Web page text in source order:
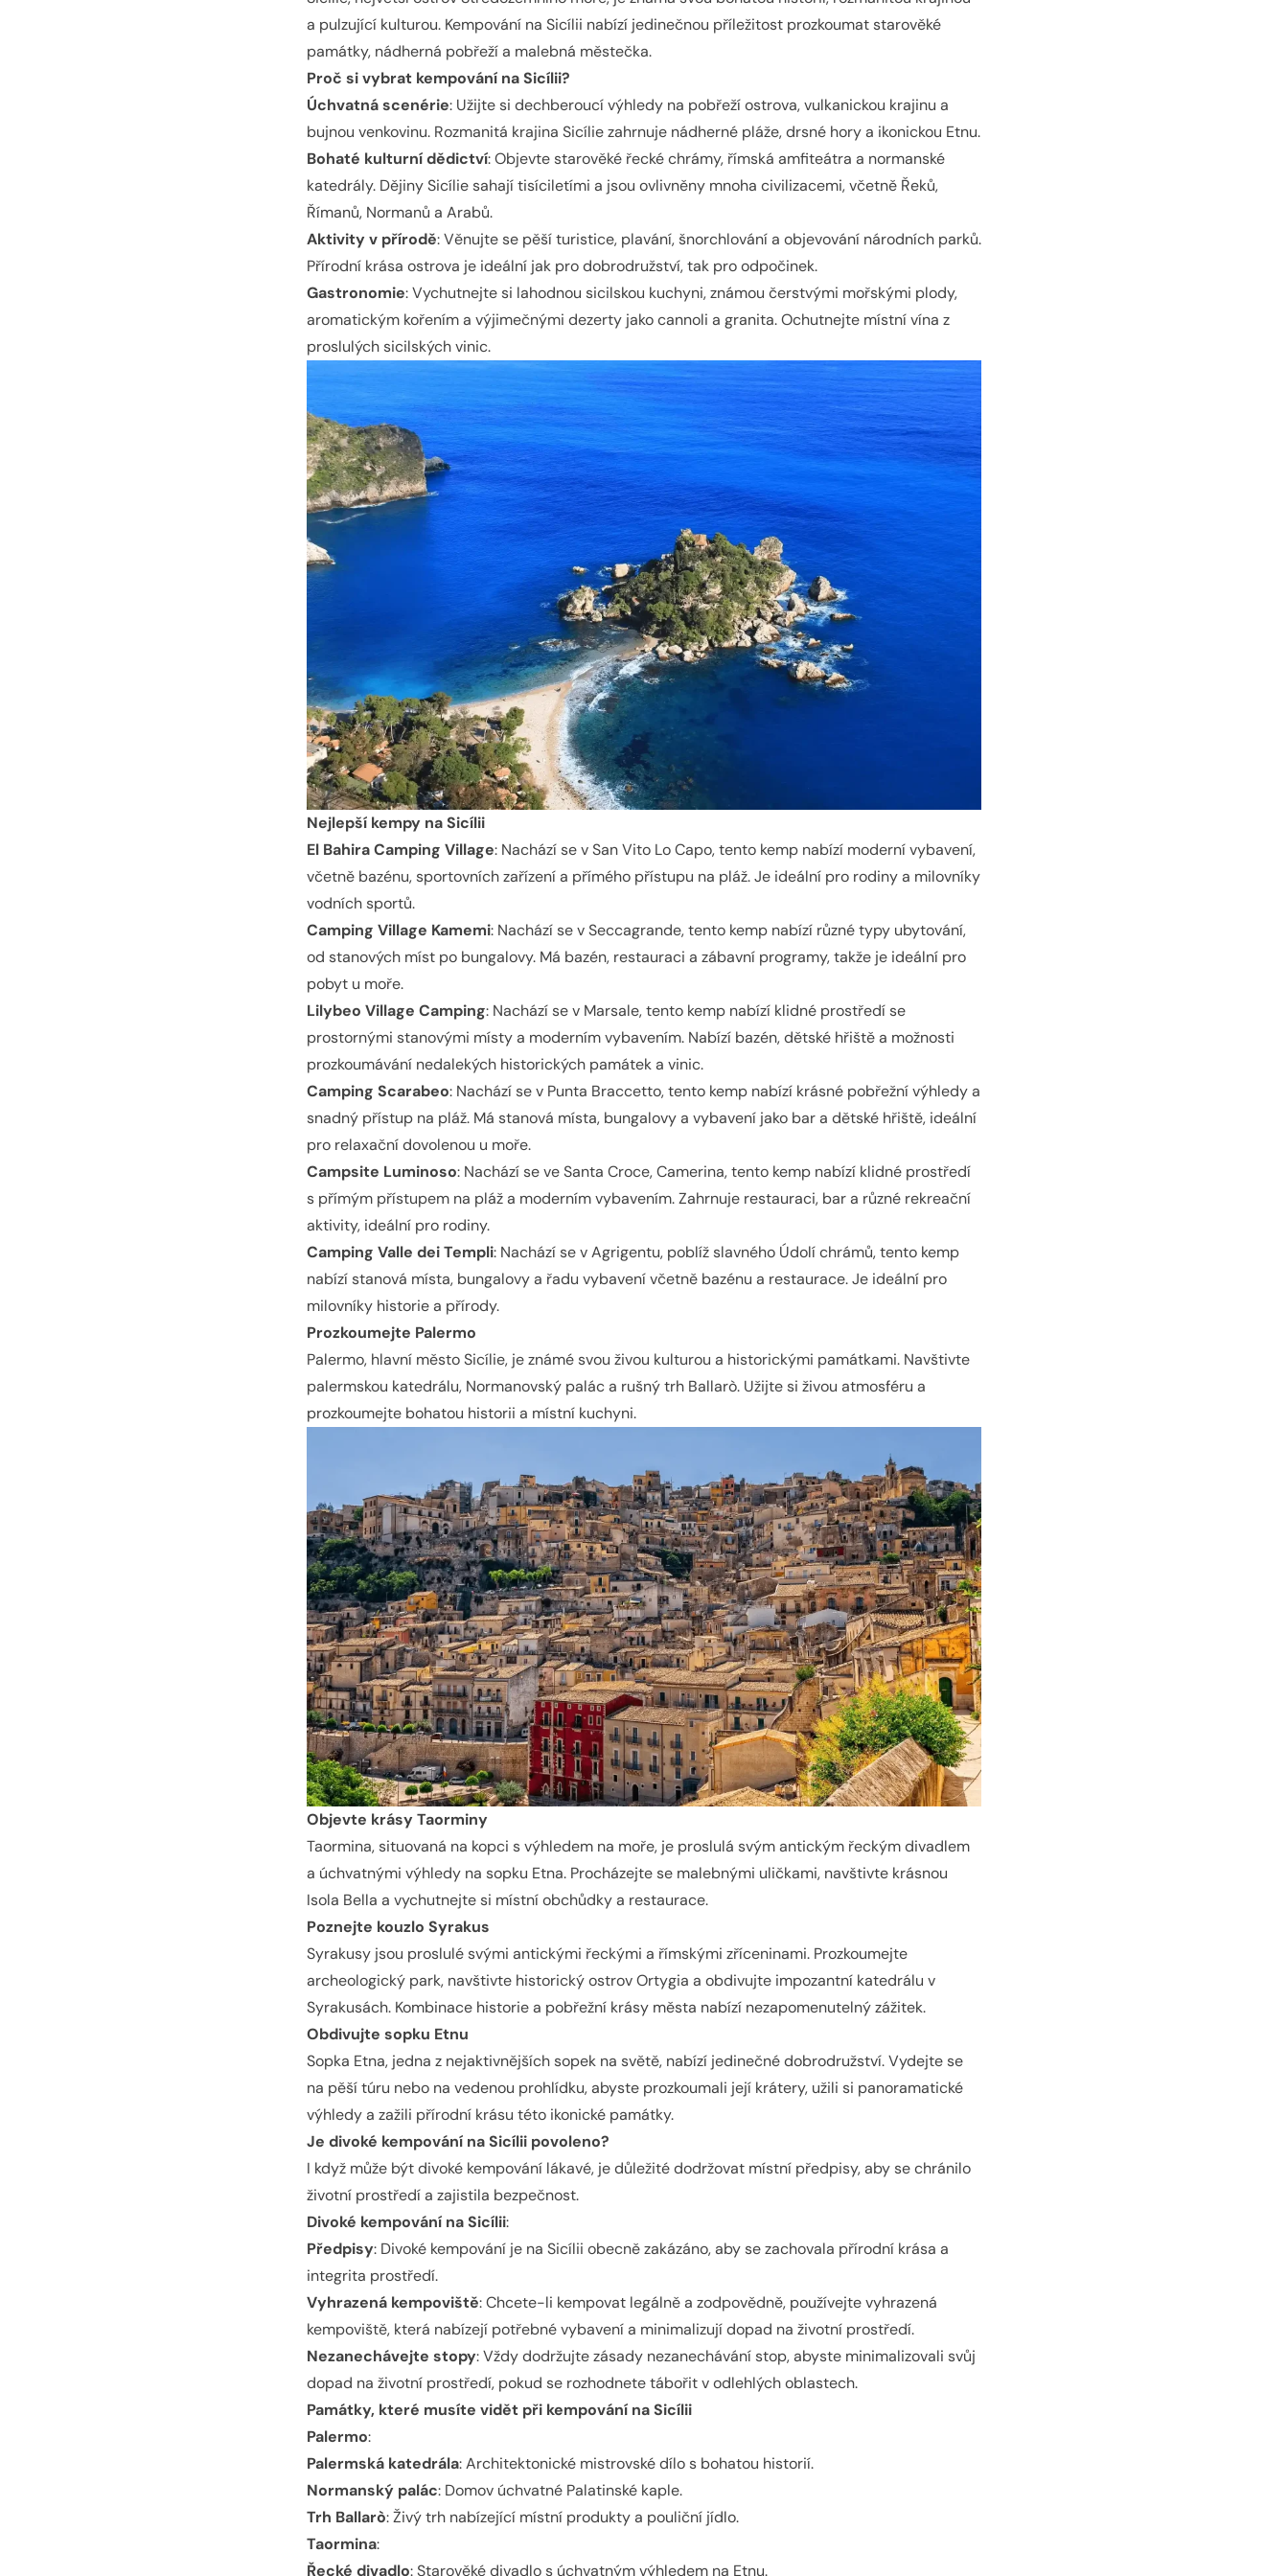
a pulzující kulturou. Kempování na Sicílii nabízí jedinečnou příležitost prozkoumat starověké
památky, nádherná pobřeží a malebná městečka.
Proč si vybrat kempování na Sicílii?
Úchvatná scenérie: Užijte si dechberoucí výhledy na pobřeží ostrova, vulkanickou krajinu a
bujnou venkovinu. Rozmanitá krajina Sicílie zahrnuje nádherné pláže, drsné hory a ikonickou Etnu.
Bohaté kulturní dědictví: Objevte starověké řecké chrámy, římská amfiteátra a normanské
katedrály. Dějiny Sicílie sahají tisíciletími a jsou ovlivněny mnoha civilizacemi, včetně Řeků,
Římanů, Normanů a Arabů.
Aktivity v přírodě: Věnujte se pěší turistice, plavání, šnorchlování a objevování národních parků.
Přírodní krása ostrova je ideální jak pro dobrodružství, tak pro odpočinek.
Gastronomie: Vychutnejte si lahodnou sicilskou kuchyni, známou čerstvými mořskými plody,
aromatickým kořením a výjimečnými dezerty jako cannoli a granita. Ochutnejte místní vína z
proslulých sicilských vinic.
Nejlepší kempy na Sicílii
El Bahira Camping Village: Nachází se v San Vito Lo Capo, tento kemp nabízí moderní vybavení,
včetně bazénu, sportovních zařízení a přímého přístupu na pláž. Je ideální pro rodiny a milovníky
vodních sportů.
Camping Village Kamemi: Nachází se v Seccagrande, tento kemp nabízí různé typy ubytování,
od stanových míst po bungalovy. Má bazén, restauraci a zábavní programy, takže je ideální pro
pobyt u moře.
Lilybeo Village Camping: Nachází se v Marsale, tento kemp nabízí klidné prostředí se
prostornými stanovými místy a moderním vybavením. Nabízí bazén, dětské hřiště a možnosti
prozkoumávání nedalekých historických památek a vinic.
Camping Scarabeo: Nachází se v Punta Braccetto, tento kemp nabízí krásné pobřežní výhledy a
snadný přístup na pláž. Má stanová místa, bungalovy a vybavení jako bar a dětské hřiště, ideální
pro relaxační dovolenou u moře.
Campsite Luminoso: Nachází se ve Santa Croce, Camerina, tento kemp nabízí klidné prostředí
s přímým přístupem na pláž a moderním vybavením. Zahrnuje restauraci, bar a různé rekreační
aktivity, ideální pro rodiny.
Camping Valle dei Templi: Nachází se v Agrigentu, poblíž slavného Údolí chrámů, tento kemp
nabízí stanová místa, bungalovy a řadu vybavení včetně bazénu a restaurace. Je ideální pro
milovníky historie a přírody.
Prozkoumejte Palermo
Palermo, hlavní město Sicílie, je známé svou živou kulturou a historickými památkami. Navštivte
palermskou katedrálu, Normanovský palác a rušný trh Ballarò. Užijte si živou atmosféru a
prozkoumejte bohatou historii a místní kuchyni.
Objevte krásy Taorminy
Taormina, situovaná na kopci s výhledem na moře, je proslulá svým antickým řeckým divadlem
a úchvatnými výhledy na sopku Etna. Procházejte se malebnými uličkami, navštivte krásnou
Isola Bella a vychutnejte si místní obchůdky a restaurace.
Poznejte kouzlo Syrakus
Syrakusy jsou proslulé svými antickými řeckými a římskými zříceninami. Prozkoumejte
archeologický park, navštivte historický ostrov Ortygia a obdivujte impozantní katedrálu v
Syrakusách. Kombinace historie a pobřežní krásy města nabízí nezapomenutelný zážitek.
Obdivujte sopku Etnu
Sopka Etna, jedna z nejaktivnějších sopek na světě, nabízí jedinečné dobrodružství. Vydejte se
na pěší túru nebo na vedenou prohlídku, abyste prozkoumali její krátery, užili si panoramatické
výhledy a zažili přírodní krásu této ikonické památky.
Je divoké kempování na Sicílii povoleno?
I když může být divoké kempování lákavé, je důležité dodržovat místní předpisy, aby se chránilo
životní prostředí a zajistila bezpečnost.
Divoké kempování na Sicílii:
Předpisy: Divoké kempování je na Sicílii obecně zakázáno, aby se zachovala přírodní krása a
integrita prostředí.
Vyhrazená kempoviště: Chcete-li kempovat legálně a zodpovědně, používejte vyhrazená
kempoviště, která nabízejí potřebné vybavení a minimalizují dopad na životní prostředí.
Nezanechávejte stopy: Vždy dodržujte zásady nezanechávání stop, abyste minimalizovali svůj
dopad na životní prostředí, pokud se rozhodnete tábořit v odlehlých oblastech.
Památky, které musíte vidět při kempování na Sicílii
Palermo:
Palermská katedrála: Architektonické mistrovské dílo s bohatou historií.
Normanský palác: Domov úchvatné Palatinské kaple.
Trh Ballarò: Živý trh nabízející místní produkty a pouliční jídlo.
Taormina:
Řecké divadlo: Starověké divadlo s úchvatným výhledem na Etnu.